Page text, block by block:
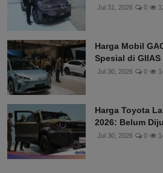
Jul 31, 2026 0
Harga Mobil
Spesial di GIIAS
Jul 30, 2026 0
Harga Toyota
2026: Belum
Jul 30, 2026 0